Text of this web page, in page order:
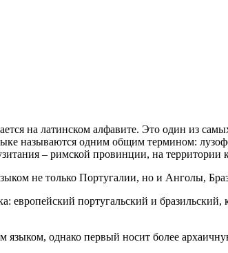
на латинском алфавите. Это один из
называются одним общим термином:
– римской провинции, на территории
не только Португалии, но и Анголы,
европейский португальский и
языком, однако первый носит более